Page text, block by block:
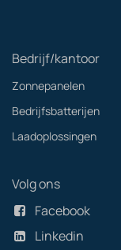
Bedrijf/kantoor
Zonnepanelen
Bedrijfsbatterijen
Laadoplossingen
Volg ons
Facebook
Linkedin